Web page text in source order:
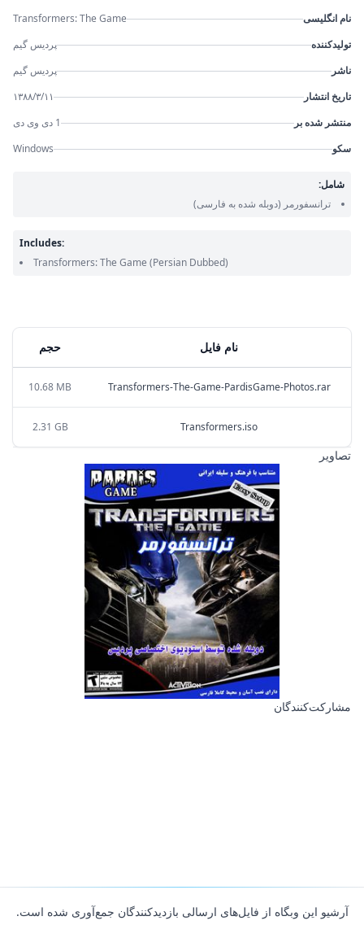
نام فایل حجم
Transformers-The-Game-PardisGame-Photos.rar
10.68 MB
Transformers.iso
2.31 GB
تصاویر
مشارکت‌کنندگان
نام انگلیسی
Transformers: The Game
تولیدکننده
پردیس گیم
ناشر
پردیس گیم
تاریخ انتشار
۱۳۸۸/۳/۱۱
منتشر شده بر
1 دی وی دی
سکو
Windows
شامل:
ترانسفورمر (دوبله شده به فارسی)
Includes:
Transformers: The Game (Persian Dubbed)
آرشیو این وبگاه از فایل‌های ارسالی بازدیدکنندگان جمع‌آوری شده است.